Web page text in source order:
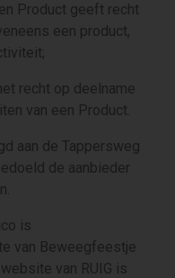
Product geeft recht
een product,
recht op deelname
van een Product.
aan de Tappersweg
de aanbieder
is
van Beweegfeestje
van RUIG is